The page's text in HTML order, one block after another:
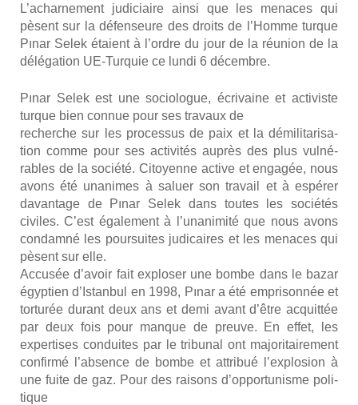
L’acharnement judi­ciaire ain­si que les menaces qui
pèsent sur la défen­seure des droits de l’Homme turque
Pınar Selek étaient à l’ordre du jour de la réunion de la
délé­ga­tion UE-Tur­quie ce lun­di 6 décembre.
Pınar Selek est une socio­logue, écri­vaine et acti­viste
turque bien connue pour ses tra­vaux de
recherche sur les pro­ces­sus de paix et la démi­li­ta­ri­sa­
tion comme pour ses acti­vi­tés auprès des plus vul­né­
rables de la socié­té. Citoyenne active et enga­gée, nous
avons été una­nimes à saluer son tra­vail et à espé­rer
davan­tage de Pınar Selek dans toutes les socié­tés
civiles. C’est éga­le­ment à l’unanimité que nous avons
condam­né les pour­suites judi­caires et les menaces qui
pèsent sur elle.
Accu­sée d’avoir fait explo­ser une bombe dans le bazar
égyp­tien d’Istanbul en 1998, Pınar a été empri­son­née et
tor­tu­rée durant deux ans et demi avant d’être acquit­tée
par deux fois pour manque de preuve. En effet, les
exper­tises conduites par le tri­bu­nal ont majo­ri­tai­re­ment
confir­mé l’absence de bombe et attri­bué l’explosion à
une fuite de gaz. Pour des rai­sons d’opportunisme poli­
tique